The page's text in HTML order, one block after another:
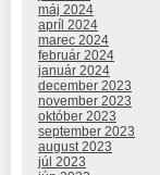
máj 2024
apríl 2024
marec 2024
február 2024
január 2024
december 2023
november 2023
október 2023
september 2023
august 2023
júl 2023